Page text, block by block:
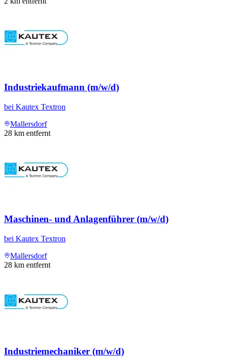
Industriekaufmann (m/w/d)
bei Kautex Textron
Mallersdorf
28 km entfernt
Maschinen- und Anlagenführer (m/w/d)
bei Kautex Textron
Mallersdorf
28 km entfernt
Industriemechaniker (m/w/d)